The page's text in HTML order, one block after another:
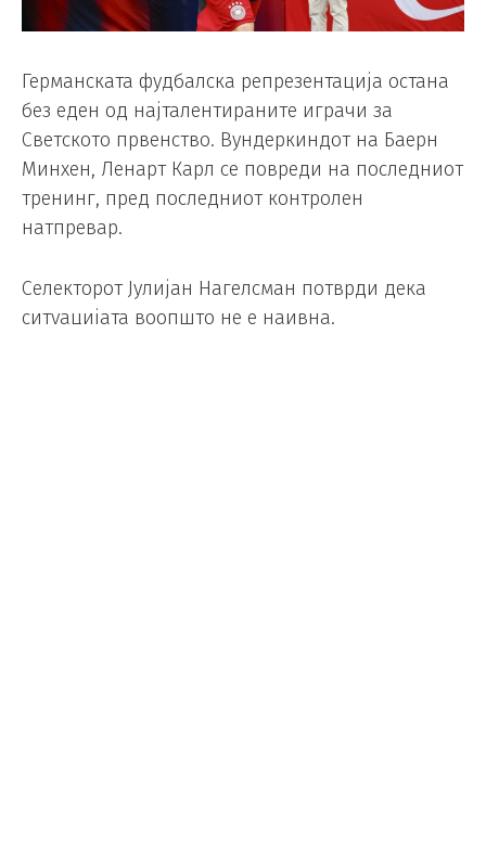
Германската фудбалска репрезентација остана
без еден од најталентираните играчи за
Светското првенство. Вундеркиндот на Баерн
Минхен, Ленарт Карл се повреди на последниот
тренинг, пред последниот контролен
натпревар.
Селекторот Јулијан Нагелсман потврди дека
ситуацијата воопшто не е наивна.